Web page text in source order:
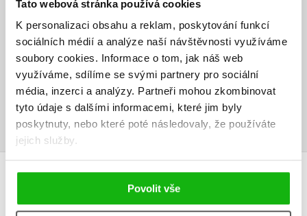
Tato webová stránka používá cookies
K personalizaci obsahu a reklam, poskytování funkcí
sociálních médií a analýze naší návštěvnosti využíváme
soubory cookies. Informace o tom, jak náš web
využíváme, sdílíme se svými partnery pro sociální
média, inzerci a analýzy. Partneři mohou zkombinovat
tyto údaje s dalšími informacemi, které jim byly
poskytnuty, nebo které poté následovaly, že používáte
jejich služby.
Povolit vše
Vaše hodnocení
Uživatelskou recenzi mohou vkládat pouze registrovaní uživatelé
Přihlásit
AUTOR KNIHY